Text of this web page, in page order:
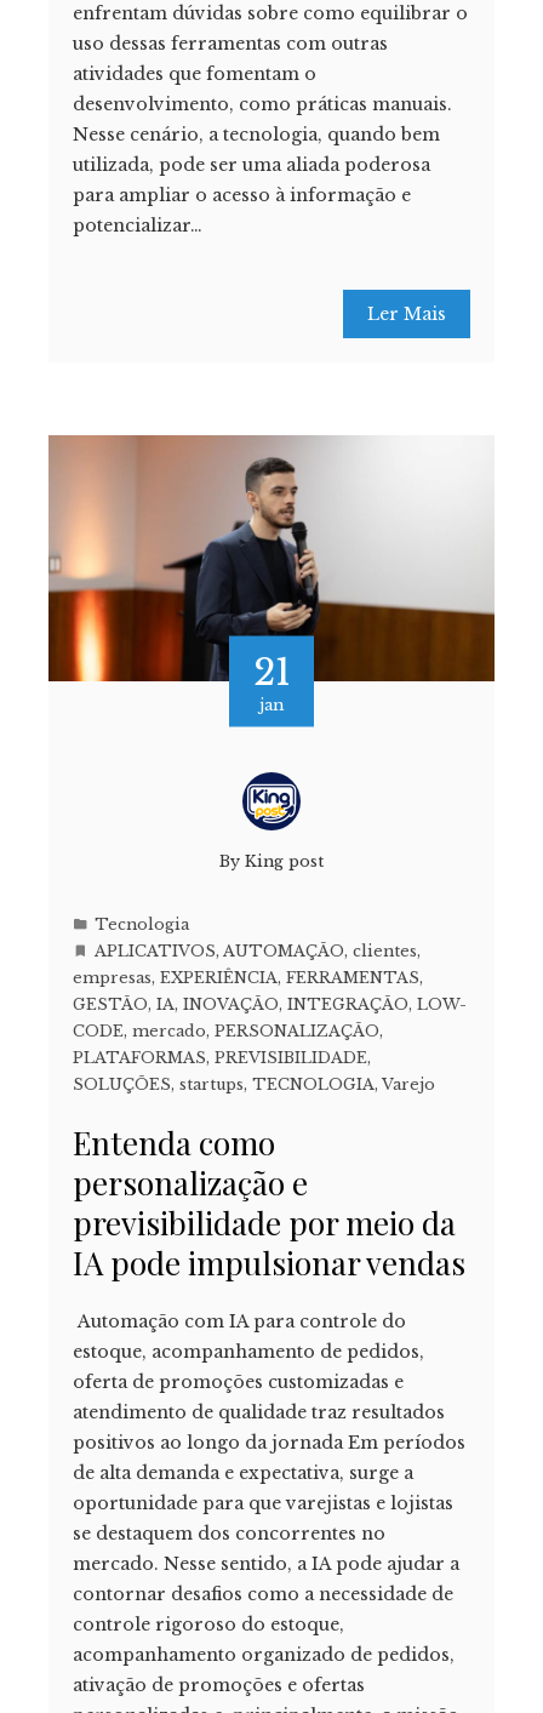
enfrentam dúvidas sobre como equilibrar o
uso dessas ferramentas com outras
atividades que fomentam o
desenvolvimento, como práticas manuais.
Nesse cenário, a tecnologia, quando bem
utilizada, pode ser uma aliada poderosa
para ampliar o acesso à informação e
potencializar…
Ler Mais
21
jan
By King post
Tecnologia
APLICATIVOS, AUTOMAÇÃO, clientes,
empresas, EXPERIÊNCIA, FERRAMENTAS,
GESTÃO, IA, INOVAÇÃO, INTEGRAÇÃO, LOW-
CODE, mercado, PERSONALIZAÇÃO,
PLATAFORMAS, PREVISIBILIDADE,
SOLUÇÕES, startups, TECNOLOGIA, Varejo
Entenda como
personalização e
previsibilidade por meio da
IA pode impulsionar vendas
Automação com IA para controle do
estoque, acompanhamento de pedidos,
oferta de promoções customizadas e
atendimento de qualidade traz resultados
positivos ao longo da jornada Em períodos
de alta demanda e expectativa, surge a
oportunidade para que varejistas e lojistas
se destaquem dos concorrentes no
mercado. Nesse sentido, a IA pode ajudar a
contornar desafios como a necessidade de
controle rigoroso do estoque,
acompanhamento organizado de pedidos,
ativação de promoções e ofertas